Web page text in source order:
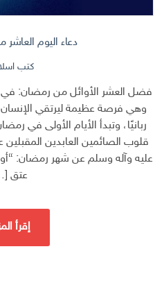
دعاء اليوم
كتب
فضل العشر الأوائل من رمضان: في
وهي فرصة عظيمة ليرتقي الإنسان
ربانيًا، وتبدأ الأيام الأولى في
قلوب الصائمين العابدين
عليه وآله وسلم عن شهر رمضان:
عتق
إقرأ